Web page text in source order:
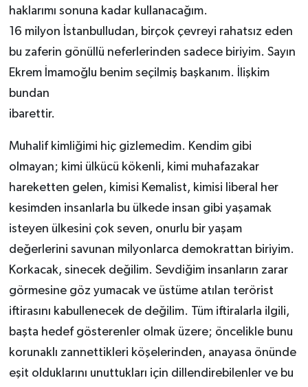
haklarımı sonuna kadar kullanacağım.
16 milyon İstanbulludan, birçok çevreyi rahatsız eden
bu zaferin gönüllü neferlerinden sadece biriyim. Sayın
Ekrem İmamoğlu benim seçilmiş başkanım. İlişkim
bundan
ibarettir.
Muhalif kimliğimi hiç gizlemedim. Kendim gibi
olmayan; kimi ülkücü kökenli, kimi muhafazakar
hareketten gelen, kimisi Kemalist, kimisi liberal her
kesimden insanlarla bu ülkede insan gibi yaşamak
isteyen ülkesini çok seven, onurlu bir yaşam
değerlerini savunan milyonlarca demokrattan biriyim.
Korkacak, sinecek değilim. Sevdiğim insanların zarar
görmesine göz yumacak ve üstüme atılan terörist
iftirasını kabullenecek de değilim. Tüm iftiralarla ilgili,
başta hedef gösterenler olmak üzere; öncelikle bunu
korunaklı zannettikleri köşelerinden, anayasa önünde
eşit olduklarını unuttukları için dillendirebilenler ve bu